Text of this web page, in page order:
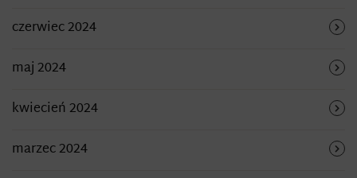
czerwiec 2024
maj 2024
kwiecień 2024
marzec 2024